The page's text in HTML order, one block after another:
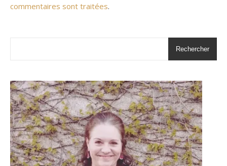
commentaires sont traitées.
Rechercher